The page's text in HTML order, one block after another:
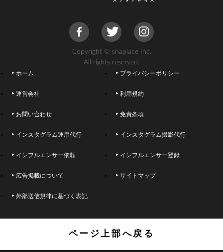
Copyright © snaplace Inc.
All rights reserved.
ホーム プライバシーポリシー
運営会社 利用規約
お問い合わせ 免責条項
インスタグラム運用代行 インスタグラム撮影代行
インフルエンサー依頼 インフルエンサー登録
広告掲載について サイトマップ
外部送信規律に基づく表記
ページ上部へ戻る